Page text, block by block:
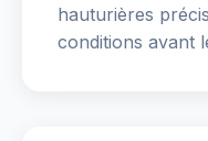
hauturières
conditions avant